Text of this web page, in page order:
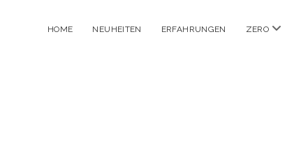
HOME NEUHEITEN ERFAHRUNGEN ZERO Menü